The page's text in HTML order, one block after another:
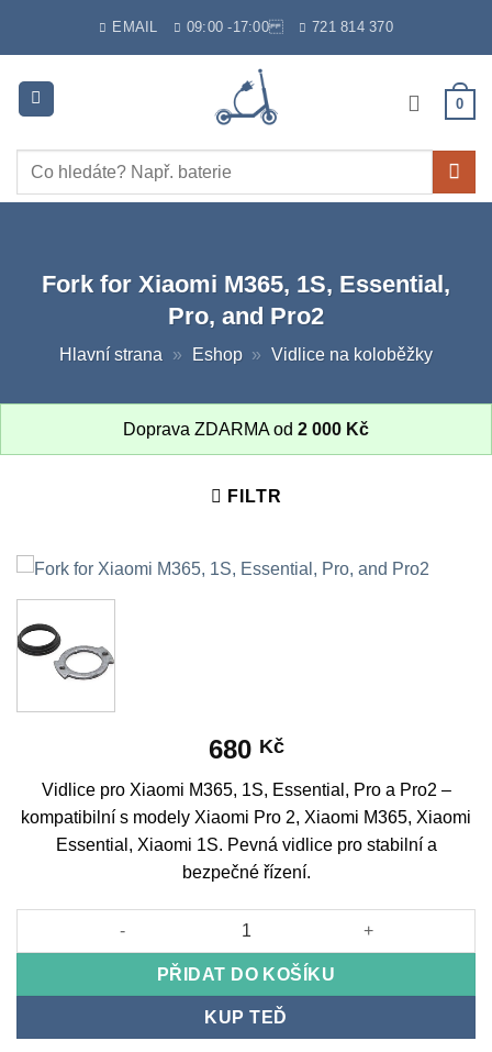
EMAIL 09:00 -17:00 721 814 370
0
Hledat:
Fork for Xiaomi M365, 1S, Essential,
Pro, and Pro2
Hlavní strana » Eshop » Vidlice na koloběžky
Doprava ZDARMA od 2 000 Kč
FILTR
680 Kč
Vidlice pro Xiaomi M365, 1S, Essential, Pro a Pro2 –
kompatibilní s modely Xiaomi Pro 2, Xiaomi M365, Xiaomi
Essential, Xiaomi 1S. Pevná vidlice pro stabilní a
bezpečné řízení.
Fork for Xiaomi M365, 1S, Essential, Pro, and Pro2 množství
PŘIDAT DO KOŠÍKU
KUP TEĎ